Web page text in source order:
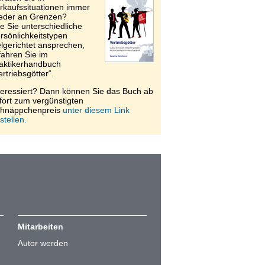
immer
an Grenzen?
Sie unterschiedliche
ansprechen,
Sie im
Dann können Sie das Buch ab
zum vergünstigten
unter diesem Link
Mitarbeiten
Autor werden